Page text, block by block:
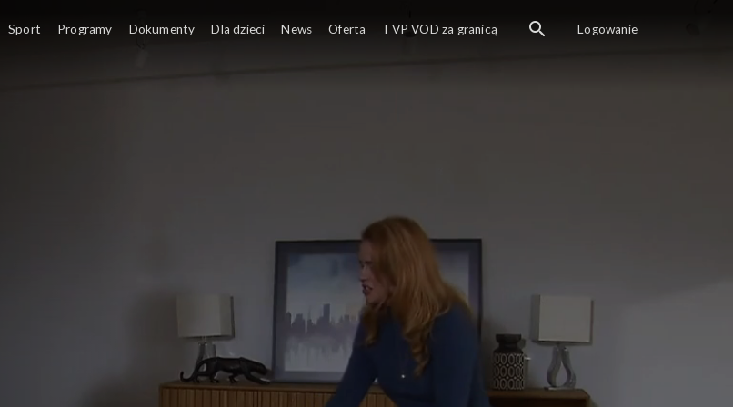
Sport Programy Dokumenty Dla dzieci News Oferta TVP VOD za granicą Logowanie